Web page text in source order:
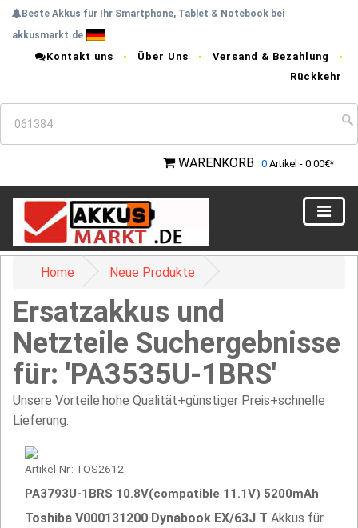
Beste Akkus für Ihr Smartphone, Tablet & Notebook bei
akkusmarkt.de
Kontakt uns Über Uns
Versand & Bezahlung
Rückkehr
WARENKORB 0 Artikel - 0.00€*
Home Neue Produkte
Ersatzakkus und
Netzteile Suchergebnisse
für: 'PA3535U-1BRS'
Unsere Vorteile:hohe Qualität+günstiger Preis+schnelle
Lieferung.
Artikel-Nr.: TOS2612
PA3793U-1BRS 10.8V(compatible 11.1V) 5200mAh
Toshiba V000131200 Dynabook EX/63J T Akkus für